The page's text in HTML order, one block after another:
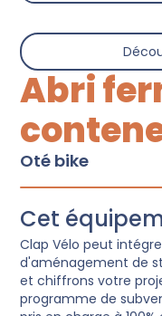
Abri
Oté bike
Cet
Clap Vélo peut
d'aménagement de
et chiffrons votre
programme de